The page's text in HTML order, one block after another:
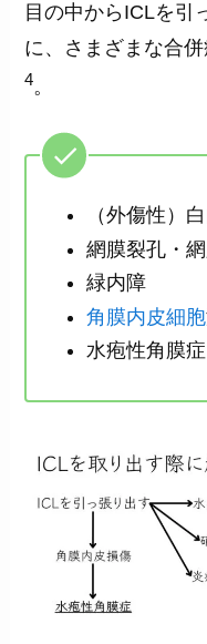
目の中からICLを引
に、さまざまな合
4。
（外傷性）
網膜裂孔・
緑内障
角膜内皮細胞
水疱性角膜